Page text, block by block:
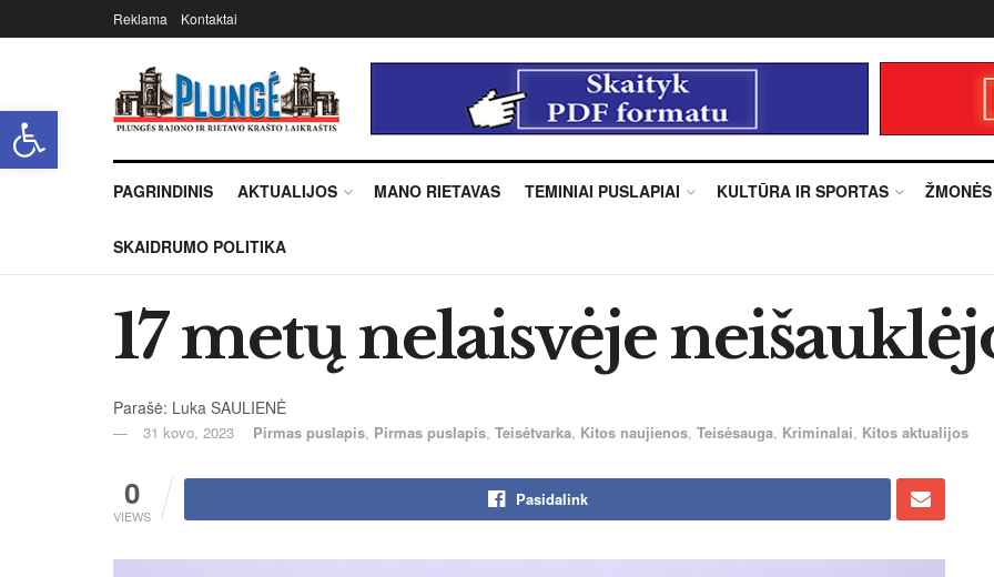
Open toolbar
Reklama Kontaktai
PAGRINDINIS AKTUALIJOS MANO RIETAVAS TEMINIAI PUSLAPIAI KULTŪRA IR SPORTAS ŽMONĖS
SKAIDRUMO POLITIKA
17 metų nelaisvėje
Parašė: Luka SAULIENĖ
31 kovo, 2023 Pirmas puslapis, Pirmas puslapis, Teisėtvarka, Kitos naujienos, Teisėsauga, Kriminalai, Kitos aktualijos
0
VIEWS
Pasidalink